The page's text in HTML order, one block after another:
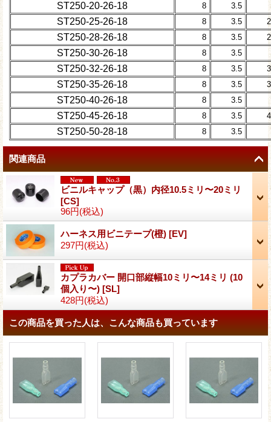
ST250-20-26-18
8 3.5
ST250-25-26-18 8 3.5
ST250-28-26-18 8 3.5
ST250-30-26-18 8 3.5
ST250-32-26-18 8 3.5
ST250-35-26-18 8 3.5
ST250-40-26-18 8 3.5
ST250-45-26-18 8 3.5
ST250-50-28-18 8 3.5
関連商品
ビニルキャップ（黒）内径10.5ミリ〜20ミリ
[CS]
96円(税込)
ハーネス用ビニテープ(橙) [EV]
297円(税込)
カプラカバー 開口部縦幅10ミリ〜14ミリ (10
個入り〜) [SL]
428円(税込)
この商品を買った人は、こんな商品も買っています